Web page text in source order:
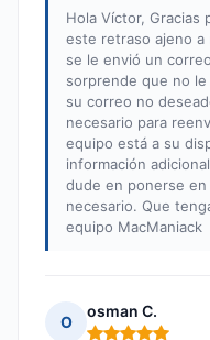
Hola Víctor, Gracias
este retraso ajeno a
se le envió un
sorprende que no
su correo no
necesario para
equipo está a su
información
dude en ponerse
necesario. Que
equipo MacManiack
O
osman C.